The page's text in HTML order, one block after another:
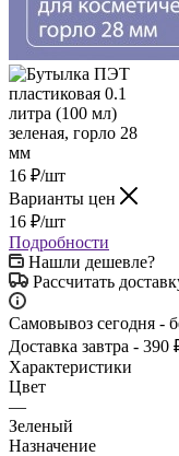
16 ₽/шт
Варианты цен
16 ₽/шт
Подробности
Нашли дешевле?
Рассчитать
Самовывоз сегодня -
Доставка завтра - 390
Характеристики
Цвет
—
Зеленый
Назначение